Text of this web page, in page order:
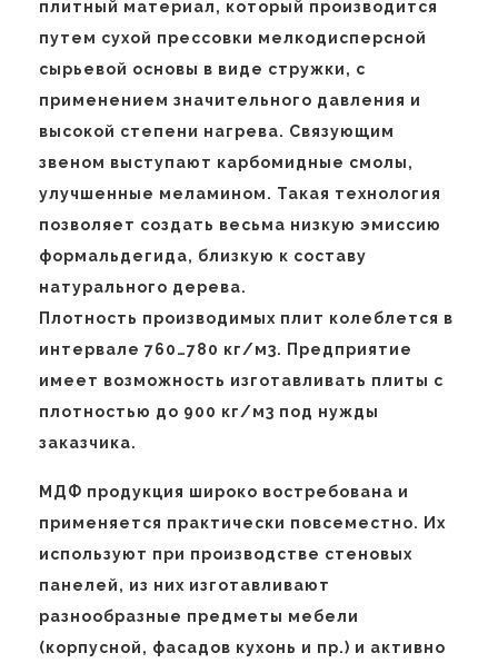
плитный материал, который производится
путем сухой прессовки мелкодисперсной
сырьевой основы в виде стружки, с
применением значительного давления и
высокой степени нагрева. Связующим
звеном выступают карбомидные смолы,
улучшенные меламином. Такая технология
позволяет создать весьма низкую эмиссию
формальдегида, близкую к составу
натурального дерева.
Плотность производимых плит колеблется в
интервале 760…780 кг/м3. Предприятие
имеет возможность изготавливать плиты с
плотностью до 900 кг/м3 под нужды
заказчика.
МДФ продукция широко востребована и
применяется практически повсеместно. Их
используют при производстве стеновых
панелей, из них изготавливают
разнообразные предметы мебели
(корпусной, фасадов кухонь и пр.) и активно